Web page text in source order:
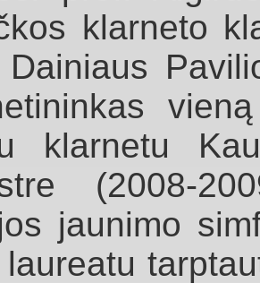
klarneto
Dainiaus
klarnetu
(2008-
jaunimo